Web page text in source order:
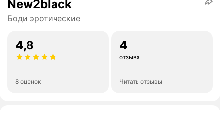
New2black
Боди эротические
4,8
8 оценок
4
отзыва
Читать отзывы